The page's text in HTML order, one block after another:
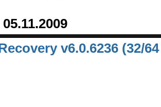
05.11.2009
v6.0.6236 (32/